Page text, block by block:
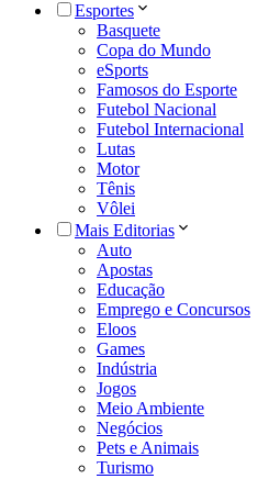
Esportes
Basquete
Copa do Mundo
eSports
Famosos do Esporte
Futebol Nacional
Futebol Internacional
Lutas
Motor
Tênis
Vôlei
Mais Editorias
Auto
Apostas
Educação
Emprego e Concursos
Eloos
Games
Indústria
Jogos
Meio Ambiente
Negócios
Pets e Animais
Turismo